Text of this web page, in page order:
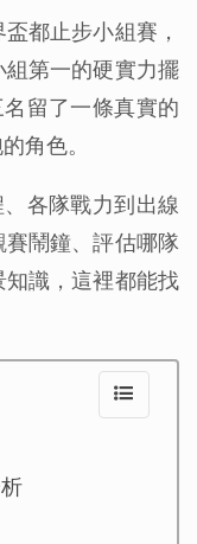
都止步小組賽，
第一的硬實力擺
留了一條真實的
角色。
各隊戰力到出線
鬧鐘、評估哪隊
識，這裡都能找